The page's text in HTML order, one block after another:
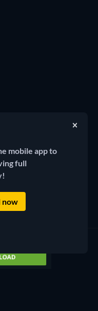
mobile app to
full
now